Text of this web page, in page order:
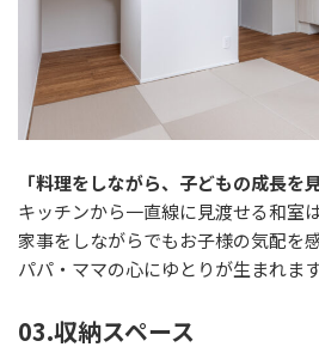
「料理をしながら、子どもの成長を
キッチンから一直線に見渡せる和室
家事をしながらでもお子様の気配を
パパ・ママの心にゆとりが生まれます
03.収納スペース